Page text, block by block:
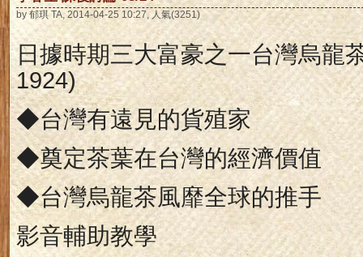
by 郁琪 TA, 2014-04-25 10:27, 人氣(3251)
日據時期三大富豪之一台灣烏龍
1924)
◆台灣有遠見的貨殖家
◆奠定茶葉在台灣的經濟價值
◆台灣烏龍茶風靡全球的推手
影音輔助教學